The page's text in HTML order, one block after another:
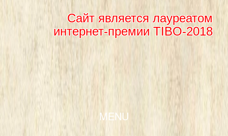
Сайт является лауреатом
интернет-премии TIBO-2018
MENU
SKIP TO CONTENT